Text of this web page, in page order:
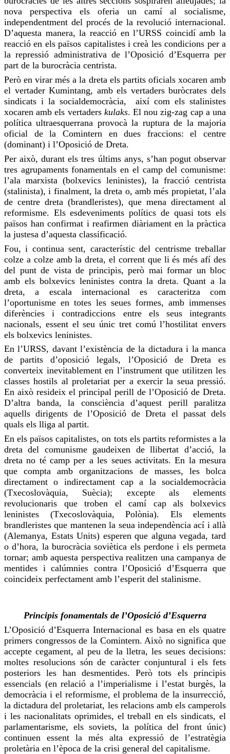
nova perspectiva els oferia un camí al socialisme,
independentment del procés de la revolució internacional.
D’aquesta manera, la reacció en l’URSS coincidí amb la
reacció en els països capitalistes i creà les condicions per a
la repressió administrativa de l’Oposició d’Esquerra per
part de la burocràcia centrista.
Però en virar més a la dreta els partits oficials xocaren amb
el vertader Kumintang, amb els vertaders buròcrates dels
sindicats i la socialdemocràcia, així com els stalinistes
xocaren amb els vertaders kulaks. El nou zig-zag cap a una
política ultraesquerrana provocà la ruptura de la majoria
oficial de la Comintern en dues fraccions: el centre
(dominant) i l’Oposició de Dreta.
Per això, durant els tres últims anys, s’han pogut observar
tres agrupaments fonamentals en el camp del comunisme:
l’ala marxista (bolxevics leninistes), la fracció centrista
(stalinista), i finalment, la dreta o, amb més propietat, l’ala
de centre dreta (brandleristes), que mena directament al
reformisme. Els esdeveniments polítics de quasi tots els
països han confirmat i reafirmen diàriament en la pràctica
la justesa d’aquesta classificació.
Fou, i continua sent, característic del centrisme treballar
colze a colze amb la dreta, el corrent que li és més afí des
del punt de vista de principis, però mai formar un bloc
amb els bolxevics leninistes contra la dreta. Quant a la
dreta, a escala internacional es caracteritza com
l’oportunisme en totes les seues formes, amb immenses
diferències i contradiccions entre els seus integrants
nacionals, essent el seu únic tret comú l’hostilitat envers
els bolxevics leninistes.
En l’URSS, davant l’existència de la dictadura i la manca
de partits d’oposició legals, l’Oposició de Dreta es
converteix inevitablement en l’instrument que utilitzen les
classes hostils al proletariat per a exercir la seua pressió.
En això resideix el principal perill de l’Oposició de Dreta.
D’altra banda, la consciència d’aquest perill paralitza
aquells dirigents de l’Oposició de Dreta el passat dels
quals els lliga al partit.
En els països capitalistes, on tots els partits reformistes a la
dreta del comunisme gaudeixen de llibertat d’acció, la
dreta no té camp per a les seues activitats. En la mesura
que compta amb organitzacions de masses, les bolca
directament o indirectament cap a la socialdemocràcia
(Txecoslovàquia, Suècia); excepte als elements
revolucionaris que troben el camí cap als bolxevics
leninistes (Txecoslovàquia, Polònia). Els elements
brandleristes que mantenen la seua independència ací i allà
(Alemanya, Estats Units) esperen que alguna vegada, tard
o d’hora, la burocràcia soviètica els perdone i els permeta
tornar; amb aquesta perspectiva realitzen una campanya de
mentides i calúmnies contra l’Oposició d’Esquerra que
coincideix perfectament amb l’esperit del stalinisme.
Principis fonamentals de l’Oposició d’Esquerra
L’Oposició d’Esquerra Internacional es basa en els quatre
primers congressos de la Comintern. Això no significa que
accepte cegament, al peu de la lletra, les seues decisions:
moltes resolucions són de caràcter conjuntural i els fets
posteriors les han desmentides. Però tots els principis
essencials (en relació a l’imperialisme i l’estat burgès, la
democràcia i el reformisme, el problema de la insurrecció,
la dictadura del proletariat, les relacions amb els camperols
i les nacionalitats oprimides, el treball en els sindicats, el
parlamentarisme, els soviets, la política del front únic)
continuen essent la més alta expressió de l’estratègia
proletària en l’època de la crisi general del capitalisme.